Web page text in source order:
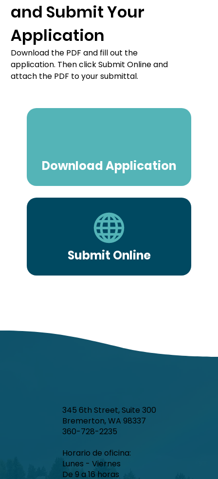
and Submit Your
Application
Download the PDF and fill out the
application. Then click Submit Online and
attach the PDF to your submittal.
Download Application
Submit Online
345 6th Street, Suite 300
Bremerton, WA 98337
360-728-2235
Horario de oficina:
Lunes - Viernes
De 9 a 16 horas